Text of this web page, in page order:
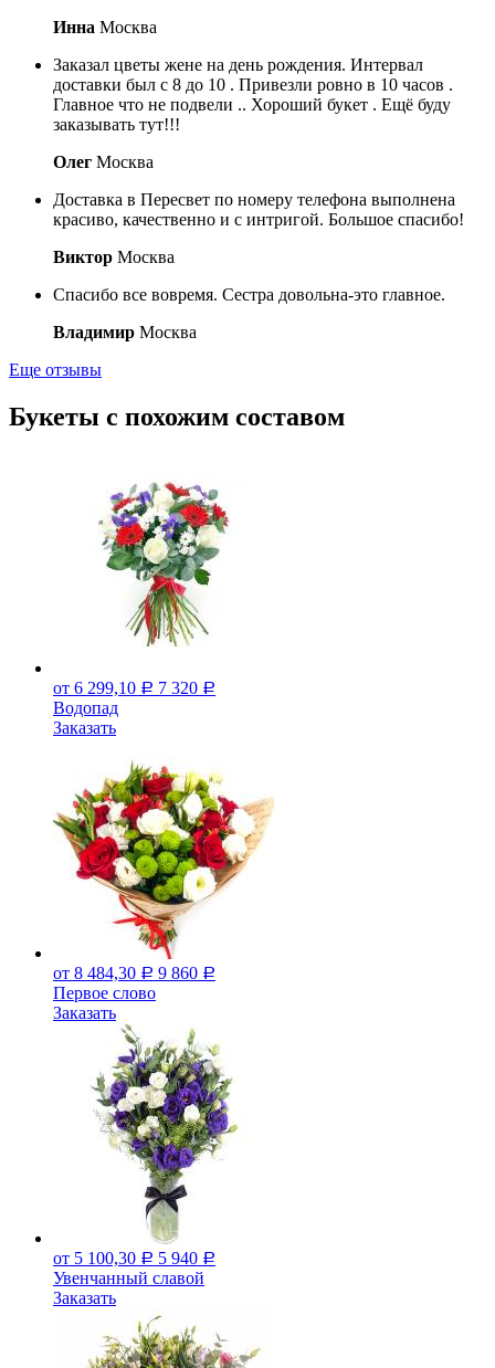
Инна Москва
Заказал цветы жене на день рождения. Интервал
доставки был с 8 до 10 . Привезли ровно в 10 часов .
Главное что не подвели .. Хороший букет . Ещё буду
заказывать тут!!!
Олег Москва
Доставка в Пересвет по номеру телефона выполнена
красиво, качественно и с интригой. Большое спасибо!
Виктор Москва
Спасибо все вовремя. Сестра довольна-это главное.
Владимир Москва
Еще отзывы
Букеты с похожим составом
от 6 299,10 Р 7 320 Р
Водопад
Заказать
от 8 484,30 Р 9 860 Р
Первое слово
Заказать
от 5 100,30 Р 5 940 Р
Увенчанный славой
Заказать